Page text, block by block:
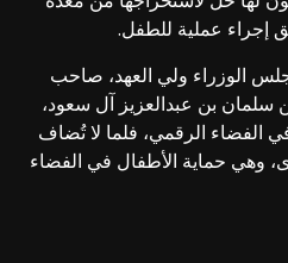
إجراء عملية للطفل.
الوزراء ولي العهد، صاحب
سلمان بن عبدالعزيز آل سعود،
الفضاء الرقمي، فلما لا تُضاف
وهي حماية الأطفال في الفضاء